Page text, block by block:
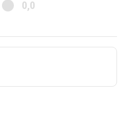
0,0